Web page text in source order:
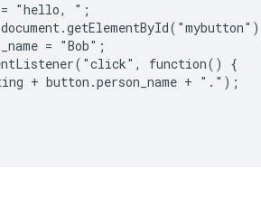
"hello, ";
= "Bob";
function() {
+ button.person_name + ".");